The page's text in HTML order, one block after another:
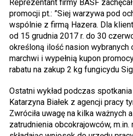
Reprezentant firmy BASF
promocji pt.: ”Siej warzywa pod
wspólnie z firmą Hazera. Dla
od 15 grudnia 2017 r. do 30
określoną ilość nasion wybranych
marchwi i wypełnią kupon
rabatu na zakup 2 kg fungicydu
Ostatni wykład podczas spotkania
Katarzyna Białek z agencji pracy
Zwróciła uwagę na kilka ważnych
zatrudnienia obcokrajowców, m.in.